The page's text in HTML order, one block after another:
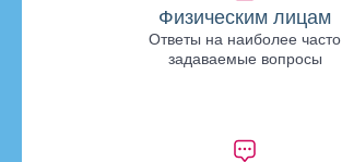
Физическим лицам
Ответы на наиболее часто
задаваемые вопросы